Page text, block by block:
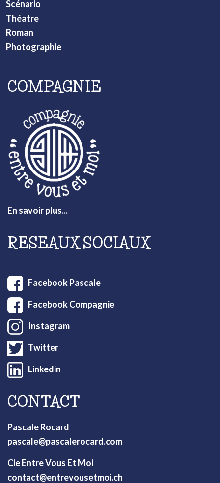
Scénario
Théatre
Roman
Photographie
COMPAGNIE
En savoir plus...
RESEAUX SOCIAUX
Facebook Pascale
Facebook Compagnie
Instagram
Twitter
Linkedin
CONTACT
Pascale Rocard
pascale@pascalerocard.com
Cie Entre Vous Et Moi
contact@entrevousetmoi.ch